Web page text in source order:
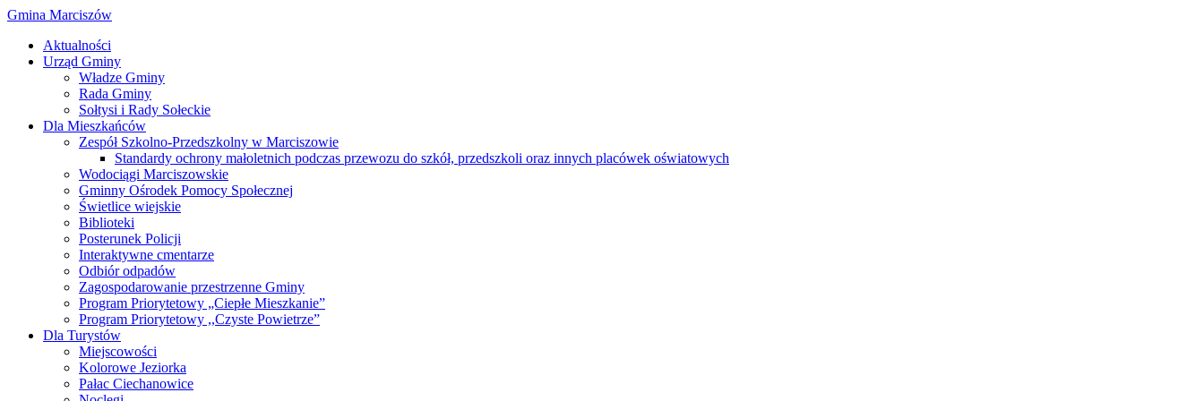
Gmina Marciszów
Aktualności
Urząd Gminy
Władze Gminy
Rada Gminy
Sołtysi i Rady Sołeckie
Dla Mieszkańców
Zespół Szkolno-Przedszkolny w Marciszowie
Standardy ochrony małoletnich podczas przewozu do szkół, przedszkoli oraz innych placówek oświatowych
Wodociągi Marciszowskie
Gminny Ośrodek Pomocy Społecznej
Świetlice wiejskie
Biblioteki
Posterunek Policji
Interaktywne cmentarze
Odbiór odpadów
Zagospodarowanie przestrzenne Gminy
Program Priorytetowy „Ciepłe Mieszkanie”
Program Priorytetowy ,,Czyste Powietrze”
Dla Turystów
Miejscowości
Kolorowe Jeziorka
Pałac Ciechanowice